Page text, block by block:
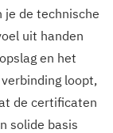
je de technische
uit handen
en het
loopt,
de certificaten
solide basis